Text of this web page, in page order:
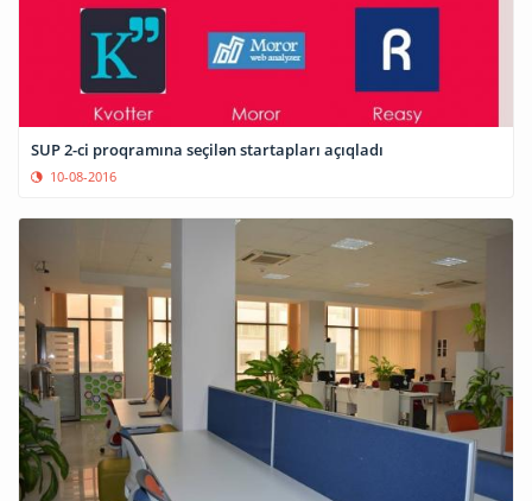
SUP 2-ci proqramına seçilən startapları açıqladı
10-08-2016